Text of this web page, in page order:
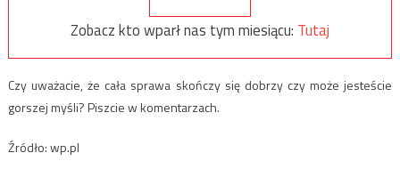
Zobacz kto wparł nas tym miesiącu: Tutaj
Czy uważacie, że cała sprawa skończy się dobrzy czy może jesteście
gorszej myśli? Piszcie w komentarzach.
Źródło: wp.pl